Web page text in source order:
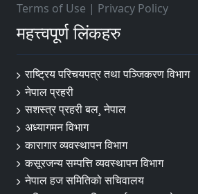
Terms of Use | Privacy Policy
महत्त्वपूर्ण लिंकहरु
राष्ट्रिय परिचयपत्र तथा पञ्‍जिकरण विभाग
नेपाल प्रहरी
सशस्त्र प्रहरी बल¸ नेपाल
अध्यागमन विभाग
कारागार व्यवस्थापन विभाग
कसूरजन्य सम्पत्ति व्यवस्थापन विभाग
नेपाल हज समितिको सचिवालय